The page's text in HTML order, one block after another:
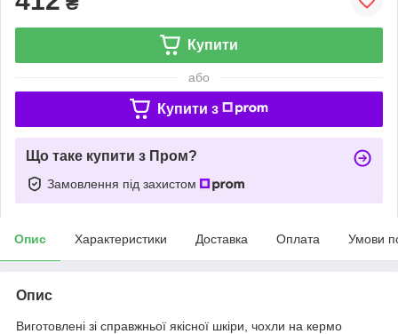
Купити
або
Купити з
Що таке купити з Пром?
Замовлення під захистом
Опис Характеристики Доставка Оплата Умови
Опис
Виготовлені зі справжньої якісної шкіри, чохли на кермо